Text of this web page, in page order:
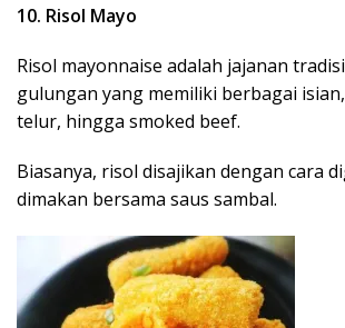
10. Risol Mayo
Risol mayonnaise adalah jajanan
gulungan yang memiliki berbagai
telur, hingga smoked beef.
Biasanya, risol disajikan dengan cara
dimakan bersama saus sambal.